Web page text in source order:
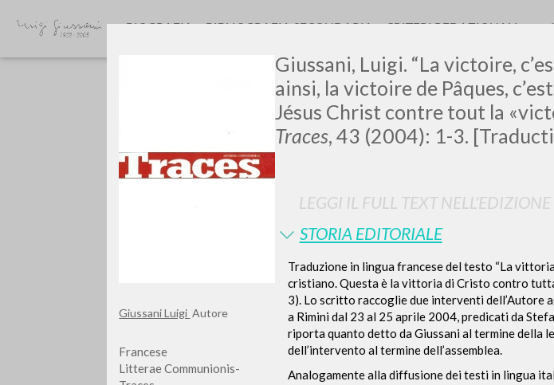
Giussani Luigi Autore
Francese
Litterae Communionis-
Giussani, Luigi. “La victoire,
ainsi, la victoire de Pâques,
Jésus Christ contre tout la
Traces, 43 (2004): 1-3.
LEGGI IL FULL TEXT
STORIA EDITORIALE
Traduzione in lingua francese del testo “La
cristiano. Questa è la vittoria di Cristo contro
3). Lo scritto raccoglie due interventi dell’Autore
a Rimini dal 23 al 25 aprile 2004, predicati da
riporta quanto detto da Giussani al termine della
dell’intervento al termine dell’assemblea.
Analogamente alla diffusione dei testi in lingua
LUIGI
GIUSSANI
scritti
BIOGRAFIA BIBLIOGRAFIA SECONDARIA CRITERI REDAZIONALI